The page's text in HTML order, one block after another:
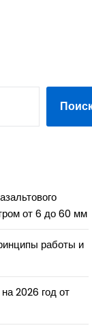
от 6 до 60 мм
работы и
2026 год от